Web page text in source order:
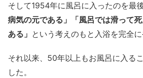
そして1954年に風呂に入ったのを最後
病気の元である」「風呂では滑って
ある」 という考えのもと入浴を完全に
それ以来、50年以上もお風呂に入る
した。